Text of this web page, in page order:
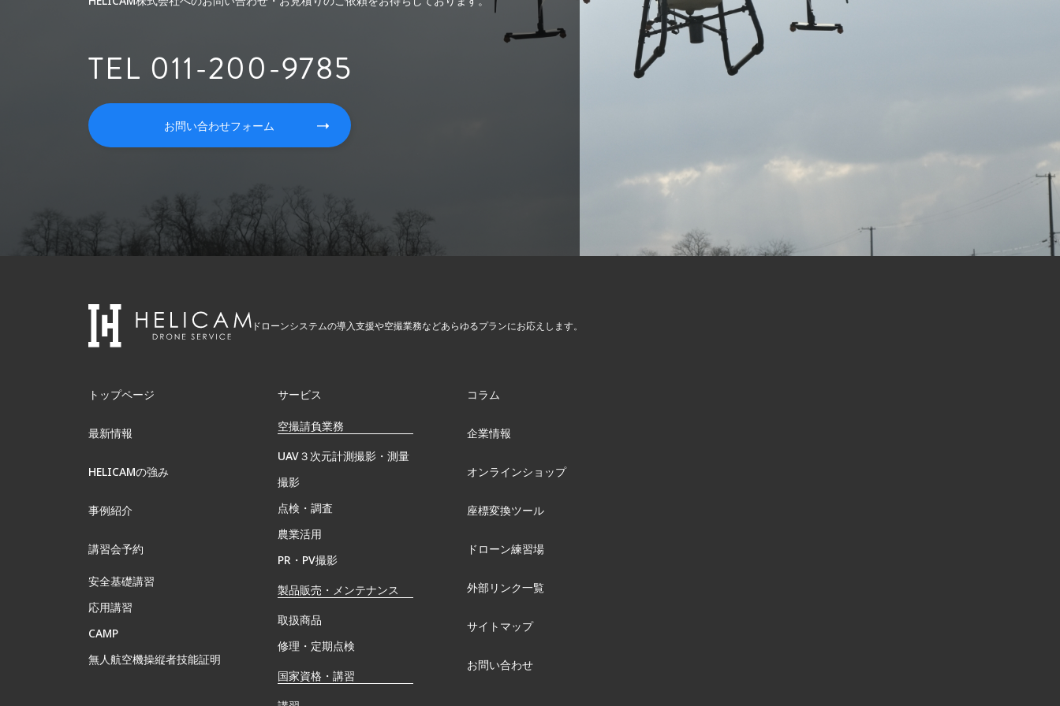
TEL 011-200-9785
お問い合わせフォーム
ドローンシステムの導入支援や空撮業務などあらゆるプランにお応えします。
トップページ
最新情報
HELICAMの強み
事例紹介
講習会予約
安全基礎講習
応用講習
CAMP
無⼈航空機操縦者技能証明
サービス
空撮請負業務
UAV３次元計測撮影・測量
撮影
点検・調査
農業活用
PR・PV撮影
製品販売・メンテナンス
取扱商品
修理・定期点検
国家資格・講習
コラム
企業情報
オンラインショップ
座標変換ツール
ドローン練習場
外部リンク一覧
サイトマップ
お問い合わせ